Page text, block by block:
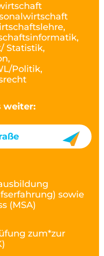
Statistik,
Politik,
weiter:
sowie
(MSA)
zum*zur